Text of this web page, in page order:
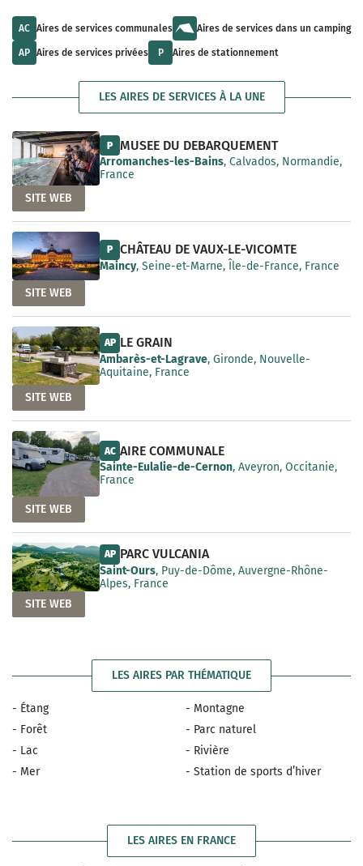
i
l
b
l
t
s
v
a
a
e
l
t
a
v
l
l
e
AC Aires de services communales Aires de services dans un camping
AP Aires de services privées P Aires de stationnement
LES AIRES DE SERVICES À LA UNE
P MUSEE DU DEBARQUEMENT
Arromanches-les-Bains, Calvados, Normandie,
France
SITE WEB
P CHÂTEAU DE VAUX-LE-VICOMTE
Maincy, Seine-et-Marne, Île-de-France, France
SITE WEB
AP LE GRAIN
Ambarès-et-Lagrave, Gironde, Nouvelle-
Aquitaine, France
SITE WEB
AC AIRE COMMUNALE
Sainte-Eulalie-de-Cernon, Aveyron, Occitanie,
France
SITE WEB
AP PARC VULCANIA
Saint-Ours, Puy-de-Dôme, Auvergne-Rhône-
Alpes, France
SITE WEB
LES AIRES PAR THÉMATIQUE
- Étang
- Forêt
- Lac
- Mer
- Montagne
- Parc naturel
- Rivière
- Station de sports d’hiver
LES AIRES EN FRANCE